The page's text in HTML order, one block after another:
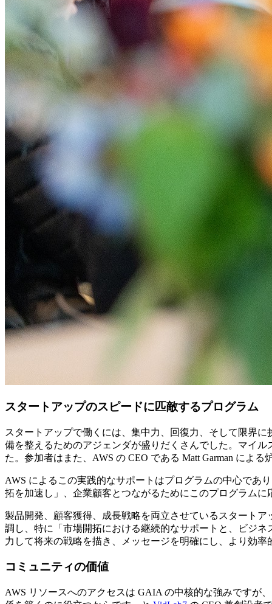
スタートアップのスピードに匹敵するプログラム
スタートアップで働くには、集中力、回復力、そして限界
備を整えるためのアジェンダが盛りだくさんでした。マイ
た。参加者はまた、AWS の CEO である Matt Garman によ
AWS によるこの実践的なサポートはプログラムの中心であ
拓を加速し」、企業顧客とつながるためにこのプログラムに
製品開発、顧客獲得、成長戦略を両立させているスタート
調し、特に「市場開拓における継続的なサポートと、ビジ
力して将来の戦略を描き、メッセージを明確にし、より効
コミュニティの価値
AWS リソースへのアクセスは GAIA の中核的な強みですが